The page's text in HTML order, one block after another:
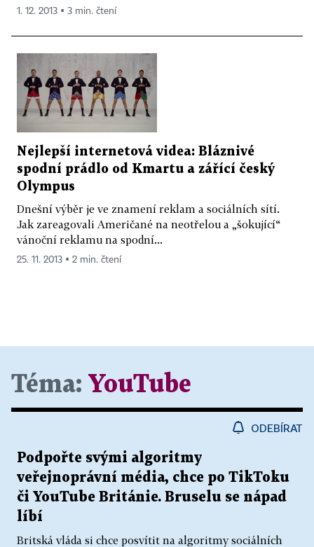
1. 12. 2013 ▪ 3 min. čtení
Nejlepší internetová videa: Bláznivé
spodní prádlo od Kmartu a zářící český
Olympus
Dnešní výběr je ve znamení reklam a sociálních sítí.
Jak zareagovali Američané na neotřelou a „šokující“
vánoční reklamu na spodní...
25. 11. 2013 ▪ 2 min. čtení
Téma: YouTube
ODEBÍRAT
Podpořte svými algoritmy
veřejnoprávní média, chce po TikToku
či YouTube Británie. Bruselu se nápad
líbí
Britská vláda si chce posvítit na algoritmy sociálních